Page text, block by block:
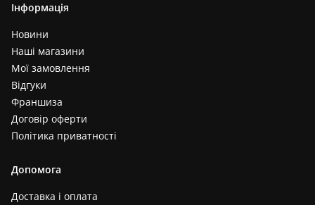
Інформація
Новини
Наші магазини
Мої замовлення
Відгуки
Франшиза
Договір оферти
Політика приватності
Допомога
Доставка і оплата